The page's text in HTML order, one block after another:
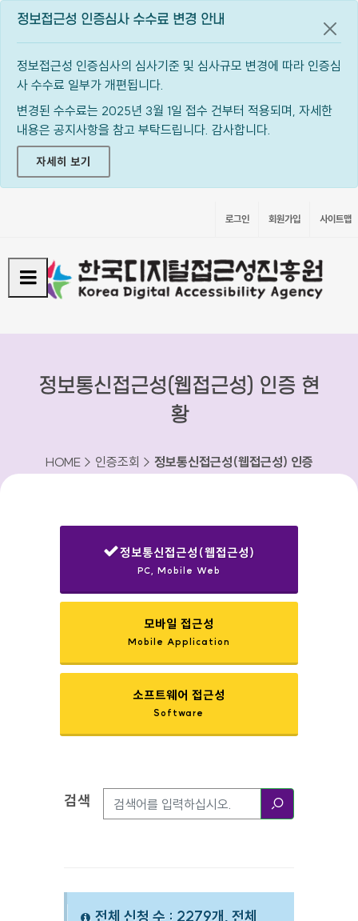
정보접근성 인증심사 수수료 변경 안내
정보접근성 인증심사의 심사기준 및 심사규모 변경에 따라 인증심
사 수수료 일부가 개편됩니다.
변경된 수수료는 2025년 3월 1일 접수 건부터 적용되며, 자세한
내용은 공지사항을 참고 부탁드립니다. 감사합니다.
자세히 보기
공지
로그인 회원가입 사이트맵
정보통신접근성(웹접근성) 인증 현
황
HOME > 인증조회 > 정보통신접근성(웹접근성) 인증
정보통신접근성(웹접근성)
PC, Mobile Web
모바일 접근성
Mobile Application
소프트웨어 접근성
Software
검색옵션
검색
전체 신청 수 : 2279개, 전체